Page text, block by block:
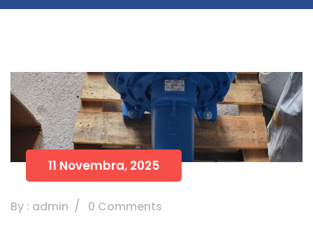
11 Novembra, 2025
By : admin 0 Comments